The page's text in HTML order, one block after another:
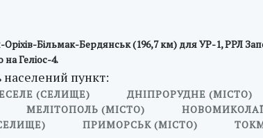
Більмак-Бердянськ (196,7 км) для УР-1, РРЛ
Геліос-4.
населений пункт:
(СЕЛИЩЕ) ДНІПРОРУДНЕ (МІСТО)
МЕЛІТОПОЛЬ (МІСТО)
ПРИМОРСЬК (МІСТО)